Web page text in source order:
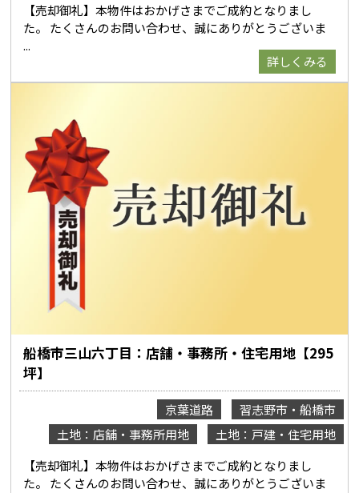
【売却御礼】本物件はおかげさまでご成約となりまし
た。 たくさんのお問い合わせ、誠にありがとうございま
詳しくみる
船橋市三山六丁目：店舗・事務所・住宅用地【295
坪】
京葉道路
習志野市・船橋市
土地：店舗・事務所用地
土地：戸建・住宅用地
【売却御礼】本物件はおかげさまでご成約となりまし
た。 たくさんのお問い合わせ、誠にありがとうございま